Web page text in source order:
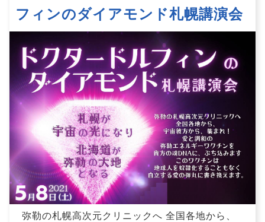
フィンのダイアモンド札幌講演会
弥勒の札幌高次元クリニックへ 全国各地から、